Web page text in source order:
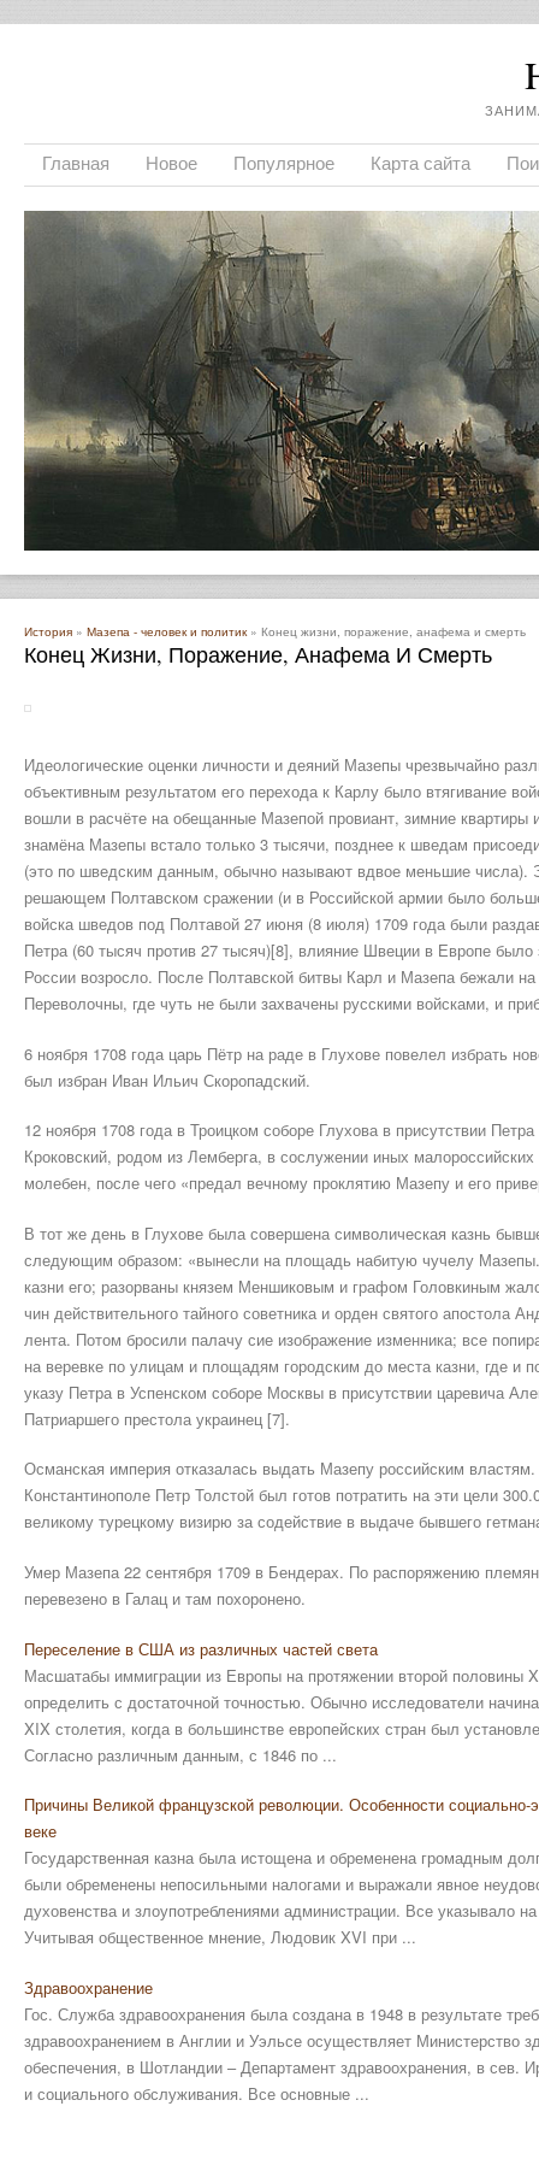
Главная Новое Популярное Карта сайта
История » Мазепа - человек и политик» Конец жизни, поражение, анафема и смерть
Конец Жизни, Поражение, Анафема И Смерть
Идеологические оценки личности и деяний Мазепы чрезвычайно
объективным результатом его перехода к Карлу было втягивание
вошли в расчёте на обещанные Мазепой провиант, зимние квартиры
знамёна Мазепы встало только 3 тысячи, позднее к шведам
(это по шведским данным, обычно называют вдвое меньшие числа).
решающем Полтавском сражении (и в Российской армии было
войска шведов под Полтавой 27 июня (8 июля) 1709 года были
Петра (60 тысяч против 27 тысяч)[8], влияние Швеции в Европе было
России возросло. После Полтавской битвы Карл и Мазепа бежали
Переволочны, где чуть не были захвачены русскими войсками, и
6 ноября 1708 года царь Пётр на раде в Глухове повелел избрать
был избран Иван Ильич Скоропадский.
12 ноября 1708 года в Троицком соборе Глухова в присутствии
Кроковский, родом из Лемберга, в сослужении иных
молебен, после чего «предал вечному проклятию Мазепу и его
В тот же день в Глухове была совершена символическая казнь
следующим образом: «вынесли на площадь набитую чучелу Мазепы.
казни его; разорваны князем Меншиковым и графом Головкиным
чин действительного тайного советника и орден святого апостола
лента. Потом бросили палачу сие изображение изменника; все
на веревке по улицам и площадям городским до места казни, где и
указу Петра в Успенском соборе Москвы в присутствии царевича
Патриаршего престола украинец [7].
Османская империя отказалась выдать Мазепу российским
Константинополе Петр Толстой был готов потратить на эти цели
великому турецкому визирю за содействие в выдаче бывшего
Умер Мазепа 22 сентября 1709 в Бендерах. По распоряжению
перевезено в Галац и там похоронено.
Переселение в США из различных частей света
Масшатабы иммиграции из Европы на протяжении второй половины
определить с достаточной точностью. Обычно исследователи
XIX столетия, когда в большинстве европейских стран был
Согласно различным данным, с 1846 по ...
Причины Великой французской революции. Особенности социально-
веке
Государственная казна была истощена и обременена громадным
были обременены непосильными налогами и выражали явное
духовенства и злоупотреблениями администрации. Все указы­вало
Учитывая общественное мнение, Людовик XVI при ...
Здравоохранение
Гос. Служба здравоохранения была создана в 1948 в результате
здравоохранением в Англии и Уэльсе осуществляет Министерство
обеспечения, в Шотландии – Департамент здравоохранения, в сев.
и социального обслуживания. Все основные ...